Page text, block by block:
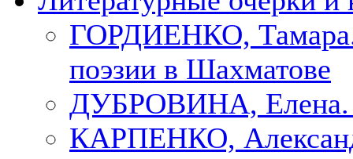
ГОРДИЕНКО, Тамара.
поэзии в Шахматове
ДУБРОВИНА,
КАРПЕНКО,